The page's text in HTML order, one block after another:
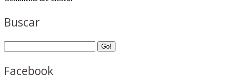
Buscar
Facebook